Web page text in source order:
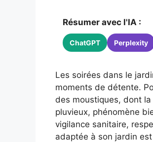
Résumer avec l'IA :
ChatGPT Perplexity
Les soirées dans le
moments de détente.
des moustiques, dont
pluvieux, phénomène
vigilance sanitaire,
adaptée à son jardin